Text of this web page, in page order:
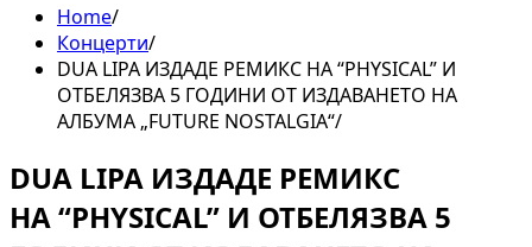
Home
Концерти
DUA LIPA ИЗДАДЕ РЕМИКС НА “PHYSICAL” И
ОТБЕЛЯЗВА 5 ГОДИНИ ОТ ИЗДАВАНЕТО НА
АЛБУМА „FUTURE NOSTALGIA“
DUA LIPA ИЗДАДЕ РЕМИКС
НА “PHYSICAL” И ОТБЕЛЯЗВА 5